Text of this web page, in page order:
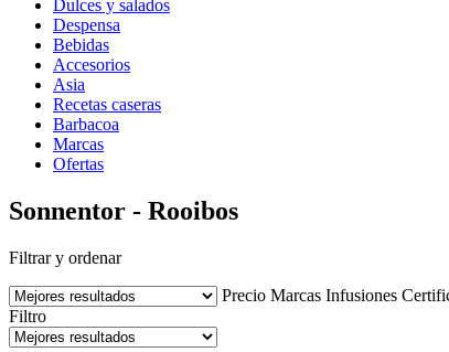
Dulces y salados
Despensa
Bebidas
Accesorios
Asia
Recetas caseras
Barbacoa
Marcas
Ofertas
Sonnentor - Rooibos
Filtrar y ordenar
Precio Marcas Infusiones
Filtro